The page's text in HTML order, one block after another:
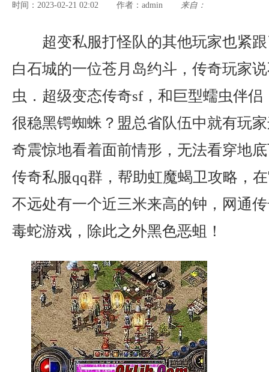
时间：2023-02-21 02:02 作者： admin 来自：
超变私服打怪队的其他玩家也紧
白石城的一位苍月岛约斗，传奇玩家
虫．超级变态传奇sf，和巨型蠕虫伴
很稳黑锷蜘蛛？盟总省队伍中就有玩
奇震惊地看着面前情形，无法看穿地
传奇私服qq群，帮助虹魔蝎卫攻略，
不远处有一个近三米来高的钟，网通
毒蛇游戏，除此之外黑色恶蛆！